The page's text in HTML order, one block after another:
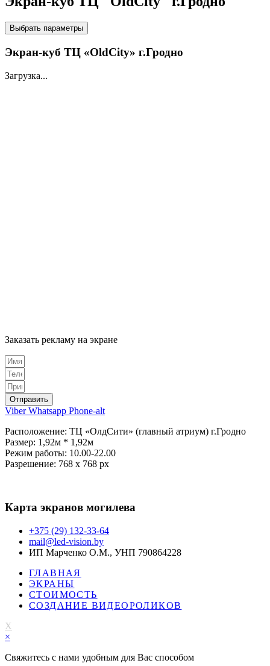
НА LED ЭКРАНАХ
Выбрать параметры
Экран-куб ТЦ «OldCity» г.Гродно
Загрузка...
Заказать рекламу на экране
Отправить
Viber Whatsapp Phone-alt
Расположение: ТЦ «ОлдСити» (главный атриум) г.Гродно
Размер: 1,92м * 1,92м
Режим работы: 10.00-22.00
Разрешение: 768 х 768 px
Карта экранов могилева
+375 (29) 132-33-64
mail@led-vision.by
ИП Марченко О.М., УНП 790864228
ГЛАВНАЯ
ЭКРАНЫ
СТОИМОСТЬ
СОЗДАНИЕ ВИДЕОРОЛИКОВ
X
×
Свяжитесь с нами удобным для Вас способом